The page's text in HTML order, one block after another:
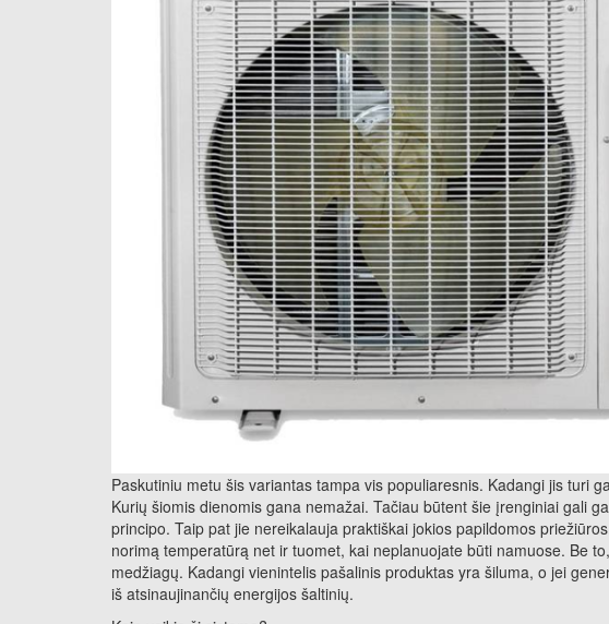
Paskutiniu metu šis variantas tampa vis populiaresnis. Kadangi jis turi
Kurių šiomis dienomis gana nemažai. Tačiau būtent šie įrenginiai gali
principo. Taip pat jie nereikalauja praktiškai jokios papildomos
norimą temperatūrą net ir tuomet, kai neplanuojate būti namuose. Be
medžiagų. Kadangi vienintelis pašalinis produktas yra šiluma, o jei
iš atsinaujinančių energijos šaltinių.